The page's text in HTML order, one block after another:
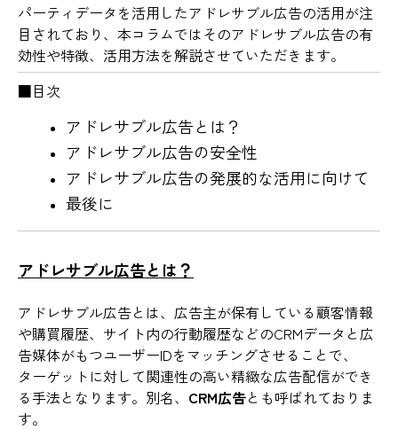
パーティデータを活用したアドレサブル広告の活用が注
目されており、本コラムではそのアドレサブル広告の有
効性や特徴、活用方法を解説させていただきます。
■目次
アドレサブル広告とは？
アドレサブル広告の安全性
アドレサブル広告の発展的な活用に向けて
最後に
アドレサブル広告とは？
アドレサブル広告とは、広告主が保有している顧客情報
や購買履歴、サイト内の行動履歴などのCRMデータと広
告媒体がもつユーザーIDをマッチングさせることで、
ターゲットに対して関連性の高い精緻な広告配信ができ
る手法となります。別名、 CRM広告とも呼ばれておりま
す。